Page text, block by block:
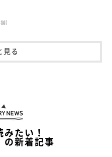
先輩猫に甘えて一緒に寝るそ
パが呼ぶと来る“パパっ子”で
)
見る
たい！
の新着記事